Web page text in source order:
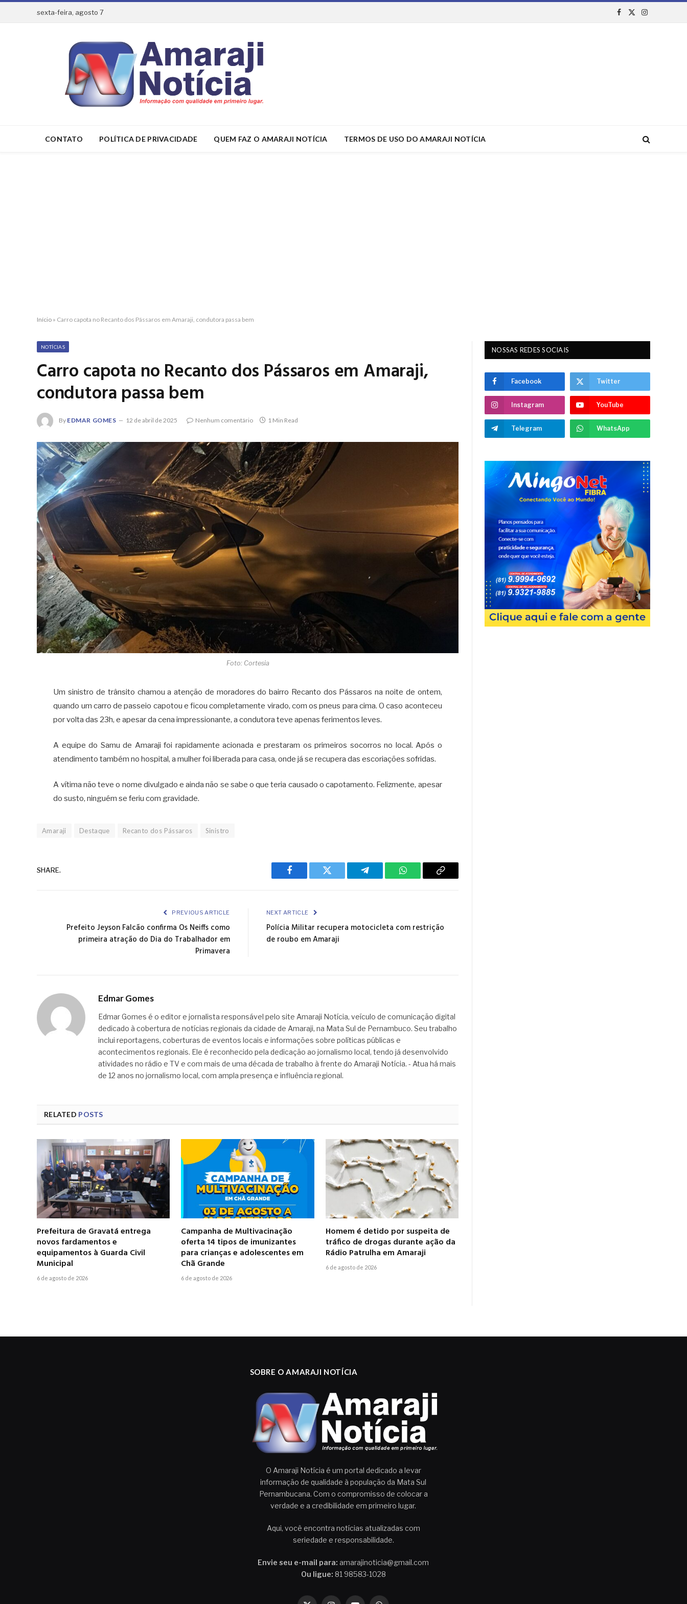
sexta-feira, agosto 7
Facebook
X
Instagram
CONTATO POLÍTICA DE PRIVACIDADE QUEM FAZ O AMARAJI NOTÍCIA TERMOS DE USO DO AMARAJI NOTÍCIA
Início » Carro capota no Recanto dos Pássaros em Amaraji, condutora passa bem
NOTÍCIAS
Carro capota no Recanto dos Pássaros em Amaraji,
condutora passa bem
By EDMAR GOMES 12 de abril de 2025 Nenhum comentário 1 Min Read
Foto: Cortesia
Um sinistro de trânsito chamou a atenção de moradores do bairro Recanto dos Pássaros na noite de ontem,
quando um carro de passeio capotou e ficou completamente virado, com os pneus para cima. O caso aconteceu
por volta das 23h, e apesar da cena impressionante, a condutora teve apenas ferimentos leves.
A equipe do Samu de Amaraji foi rapidamente acionada e prestaram os primeiros socorros no local. Após o
atendimento também no hospital, a mulher foi liberada para casa, onde já se recupera das escoriações sofridas.
A vítima não teve o nome divulgado e ainda não se sabe o que teria causado o capotamento. Felizmente, apesar
do susto, ninguém se feriu com gravidade.
Amaraji Destaque Recanto dos Pássaros Sinistro
SHARE.
Facebook Twitter Telegram WhatsAppCopy
PREVIOUS ARTICLE
Prefeito Jeyson Falcão confirma Os Neiffs como
primeira atração do Dia do Trabalhador em
Primavera
NEXT ARTICLE
Polícia Militar recupera motocicleta com restrição
de roubo em Amaraji
Edmar Gomes
Edmar Gomes é o editor e jornalista responsável pelo site Amaraji Notícia, veículo de comunicação digital
dedicado à cobertura de notícias regionais da cidade de Amaraji, na Mata Sul de Pernambuco. Seu trabalho
inclui reportagens, coberturas de eventos locais e informações sobre políticas públicas e
acontecimentos regionais. Ele é reconhecido pela dedicação ao jornalismo local, tendo já desenvolvido
atividades no rádio e TV e com mais de uma década de trabalho à frente do Amaraji Notícia. - Atua há mais
de 12 anos no jornalismo local, com ampla presença e influência regional.
RELATED POSTS
Prefeitura de Gravatá entrega
novos fardamentos e
equipamentos à Guarda Civil
Municipal
6 de agosto de 2026
Campanha de Multivacinação
oferta 14 tipos de imunizantes
para crianças e adolescentes em
Chã Grande
6 de agosto de 2026
Homem é detido por suspeita de
tráfico de drogas durante ação da
Rádio Patrulha em Amaraji
6 de agosto de 2026
NOSSAS REDES SOCIAIS
Facebook Twitter
Instagram YouTube
Telegram WhatsApp
SOBRE O AMARAJI NOTÍCIA
O Amaraji Notícia é um portal dedicado a levar
informação de qualidade à população da Mata Sul
Pernambucana. Com o compromisso de colocar a
verdade e a credibilidade em primeiro lugar.
Aqui, você encontra notícias atualizadas com
seriedade e responsabilidade.
Envie seu e-mail para: amarajinoticia@gmail.com
Ou ligue: 81 98583-1028